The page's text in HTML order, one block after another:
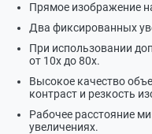
Прямое изображение
Два фиксированных
При использовании
от 10х до 80х.
Высокое качество
контраст и резкость
Рабочее расстояние
увеличениях.